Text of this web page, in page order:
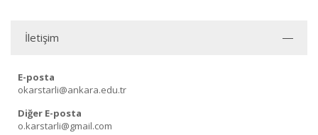
İletişim
E-posta
okarstarli@ankara.edu.tr
Diğer E-posta
o.karstarli@gmail.com